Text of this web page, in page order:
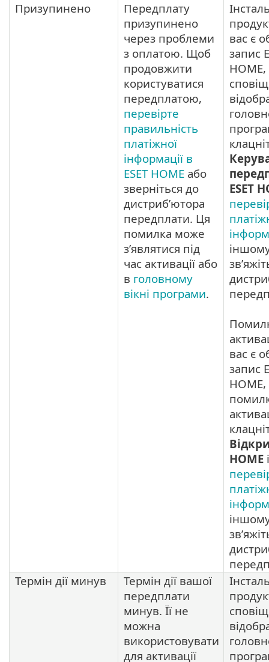
Призупинено
Передплату
призупинено
через проблеми
з оплатою. Щоб
продовжити
користуватися
передплатою,
перевірте
правильність
платіжної
інформації в
ESET HOME або
зверніться до
дистриб’ютора
передплати. Ця
помилка може
з’являтися під
час активації або
в головному
вікні програми.
вас є
запис
HOME,
ESET
вас є
запис
HOME,
HOME і
Термін дії минув
Термін дії вашої
передплати
минув. Її не
можна
використовувати
для активації